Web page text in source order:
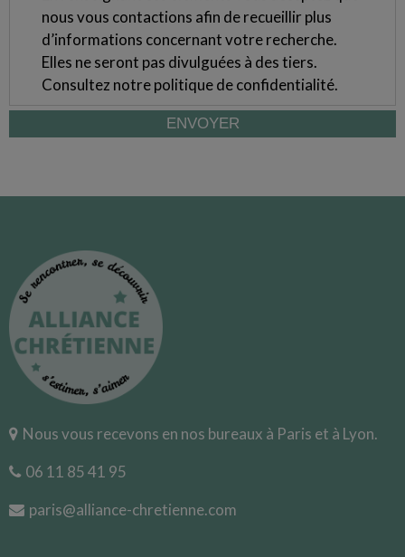
nous vous contactions afin de recueillir plus
d’informations concernant votre recherche.
Elles ne seront pas divulguées à des tiers.
Consultez notrepolitique de confidentialité.
Nous vous recevons en nos bureaux à Paris et à Lyon.
06 11 85 41 95
paris@alliance-chretienne.com